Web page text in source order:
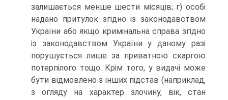
залишається менше шести місяців; г) особі
надано притулок згідно із законодавством
України або якщо кримінальна справа згідно
із законодавством України у даному разі
порушується лише за приватною скаргою
потерпілого тощо. Крім того, у видачі може
бути відмовлено з інших підстав (наприклад,
з огляду на характер злочину, вік, стан